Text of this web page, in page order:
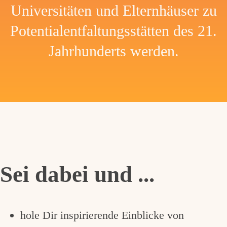
Universitäten und Elternhäuser zu
Potentialentfaltungsstätten des 21.
Jahrhunderts werden.
Sei dabei und ...
hole Dir inspirierende Einblicke von